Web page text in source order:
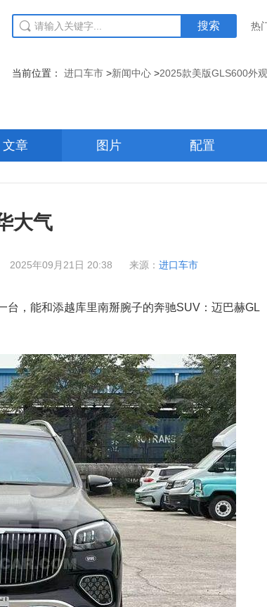
搜索 热
当前位置： 进口车市 >新闻中心 >2025款美版GLS600外
文章 图片 配置
大气
2025年09月21日 20:38 来源： 进口车市
，能和添越库里南掰腕子的奔驰SUV：迈巴赫GL